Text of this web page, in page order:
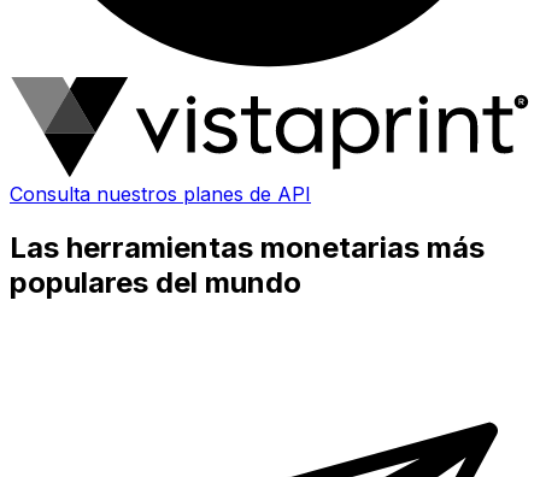
Consulta nuestros planes de API
Las herramientas monetarias más
populares del mundo